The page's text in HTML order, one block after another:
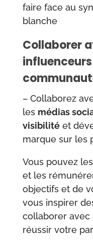
faire face au
blanche
Collaborer
– Collaborez
les médias
visibilitéet
marque sur les
Vous pouvez
et les
objectifs et de
vous inspirer
collaborer avec
réussir votre